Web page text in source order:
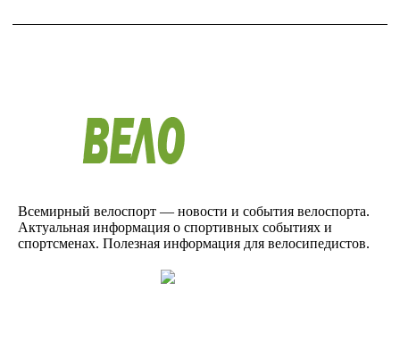
Всемирный велоспорт — новости и события велоспорта.
Актуальная информация о спортивных событиях и
спортсменах. Полезная информация для велосипедистов.